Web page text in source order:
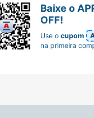
Baixe o
OFF!
Use ocupom
na primeira